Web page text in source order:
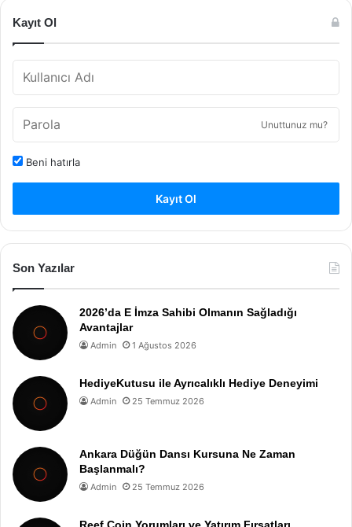
Kayıt Ol
Unuttunuz mu?
Beni hatırla
Kayıt Ol
Son Yazılar
2026’da E İmza Sahibi Olmanın Sağladığı
Avantajlar
Admin 1 Ağustos 2026
HediyeKutusu ile Ayrıcalıklı Hediye Deneyimi
Admin 25 Temmuz 2026
Ankara Düğün Dansı Kursuna Ne Zaman
Başlanmalı?
Admin 25 Temmuz 2026